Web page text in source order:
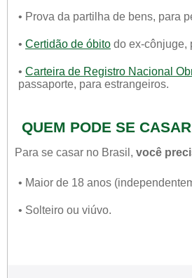
• Prova da partilha de bens, para
• Certidão de óbito do ex-cônjuge,
• Carteira de Registro Nacional
passaporte, para estrangeiros.
QUEM PODE SE
Para se casar no Brasil, você
• Maior de 18 anos
• Solteiro ou viúvo.